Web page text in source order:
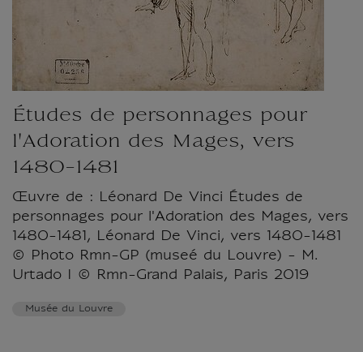
Études de personnages pour
l'Adoration des Mages, vers
1480-1481
Œuvre de : Léonard De Vinci Études de
personnages pour l'Adoration des Mages, vers
1480-1481, Léonard De Vinci, vers 1480-1481
© Photo Rmn-GP (museé du Louvre) - M.
Urtado I © Rmn-Grand Palais, Paris 2019
Musée du Louvre